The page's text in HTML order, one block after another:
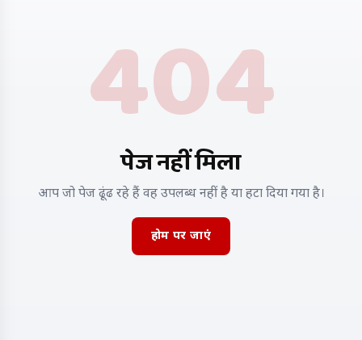
404
पेज नहीं मिला
आप जो पेज ढूंढ रहे हैं वह उपलब्ध नहीं है या हटा दिया गया है।
होम पर जाएं